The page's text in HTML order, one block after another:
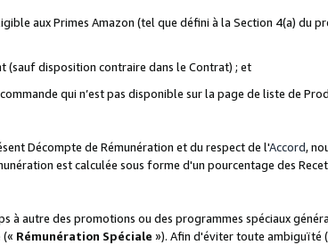
aux Primes Amazon (tel que défini à la Section 4(a) du
disposition contraire dans le Contrat) ; et
qui n’est pas disponible sur la page de liste de
Décompte de Rémunération et du respect de l'Accord,
est calculée sous forme d'un pourcentage des
à autre des promotions ou des programmes spéciaux
Rémunération Spéciale »). Afin d'éviter toute ambiguïté